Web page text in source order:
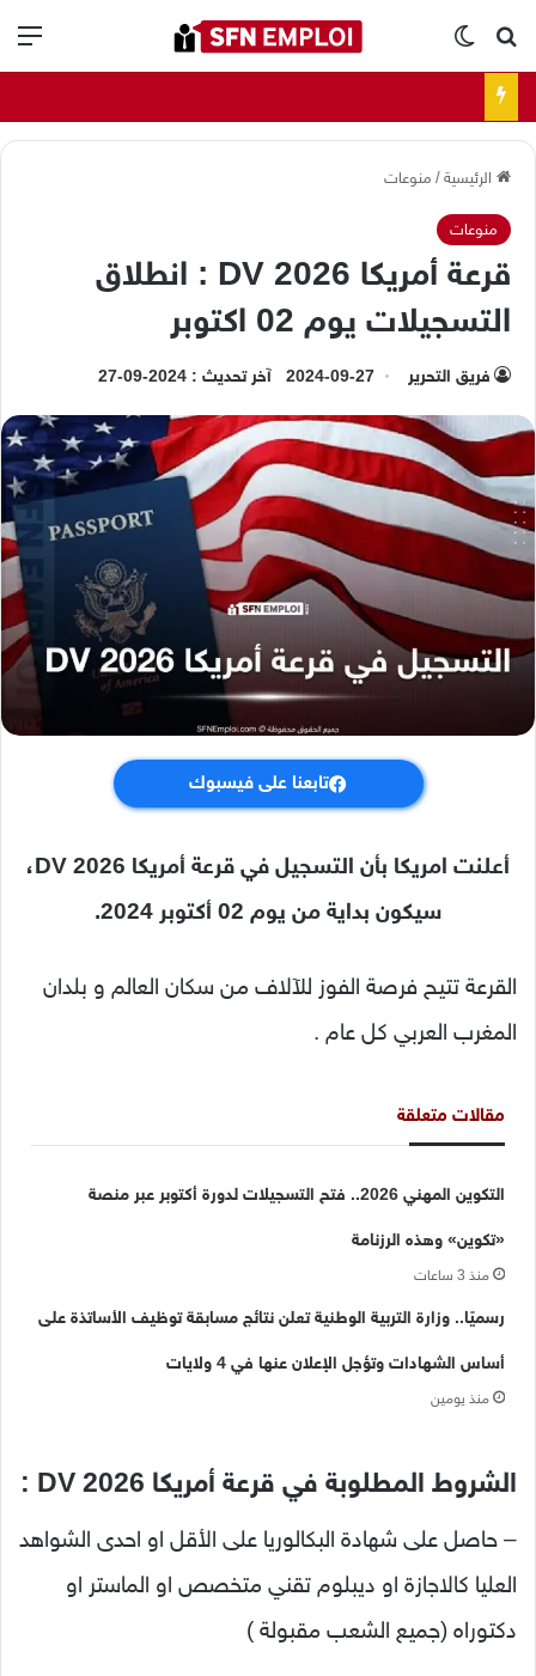
بحث عنالوضع المظلم
الرئيسية/ منوعات
منوعات
قرعة أمريكا 2026 DV : انطلاق
التسجيلات يوم 02 اكتوبر
فريق التحرير 2024-09-27 آخر تحديث : 2024-09-27
تابعنا على فيسبوك
أعلنت امريكا بأن التسجيل في قرعة أمريكا 2026 DV،
سيكون بداية من يوم 02 أكتوبر 2024.
القرعة تتيح فرصة الفوز للآلاف من سكان العالم و بلدان
المغرب العربي كل عام .
مقالات متعلقة
التكوين المهني 2026.. فتح التسجيلات لدورة أكتوبر عبر منصة
«تكوين» وهذه الرزنامة
منذ 3 ساعات
رسميًا.. وزارة التربية الوطنية تعلن نتائج مسابقة توظيف الأساتذة على
أساس الشهادات وتؤجل الإعلان عنها في 4 ولايات
منذ يومين
الشروط المطلوبة في قرعة أمريكا 2026 DV :
– حاصل على شهادة البكالوريا على الأقل او احدى الشواهد
العليا كالاجازة او ديبلوم تقني متخصص او الماستر او
دكتوراه (جميع الشعب مقبولة )